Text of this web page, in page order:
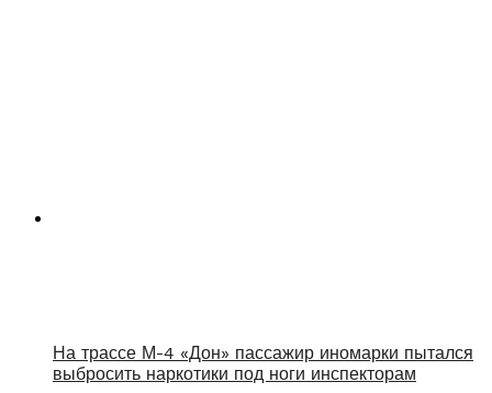
На трассе М-4 «Дон» пассажир иномарки пытался
выбросить наркотики под ноги инспекторам